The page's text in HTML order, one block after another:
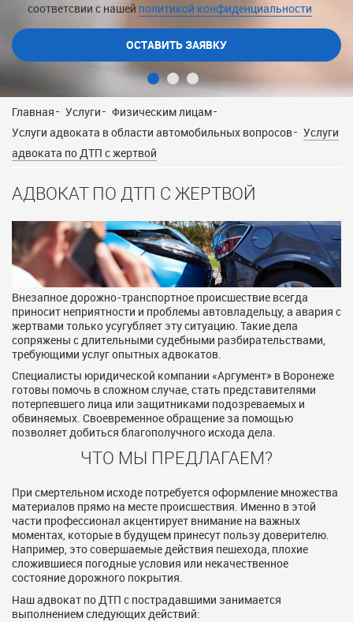
соответсвии с нашей политикой конфиденциальности
соответсвии с нашей политикой конфиденциальности
соответсвии с нашей политикой конфиденциальности
Главная Услуги
Физическим лицам
Услуги адвоката в области автомобильных вопросов
Услуги
адвоката по ДТП с жертвой
АДВОКАТ ПО ДТП С ЖЕРТВОЙ
Внезапное дорожно-транспортное происшествие всегда
приносит неприятности и проблемы автовладельцу, а авария с
жертвами только усугубляет эту ситуацию. Такие дела
сопряжены с длительными судебными разбирательствами,
требующими услуг опытных адвокатов.
Специалисты юридической компании «Аргумент» в Воронеже
готовы помочь в сложном случае, стать представителями
потерпевшего лица или защитниками подозреваемых и
обвиняемых. Своевременное обращение за помощью
позволяет добиться благополучного исхода дела.
ЧТО МЫ ПРЕДЛАГАЕМ?
При смертельном исходе потребуется оформление множества
материалов прямо на месте происшествия. Именно в этой
части профессионал акцентирует внимание на важных
моментах, которые в будущем принесут пользу доверителю.
Например, это совершаемые действия пешехода, плохие
сложившиеся погодные условия или некачественное
состояние дорожного покрытия.
Наш адвокат по ДТП с пострадавшими занимается
выполнением следующих действий: